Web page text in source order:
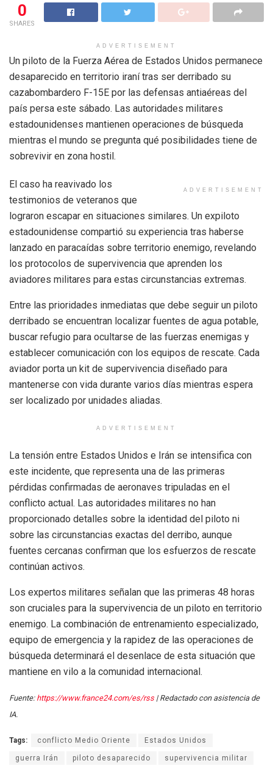
0
SHARES
ADVERTISEMENT
Un piloto de la Fuerza Aérea de Estados Unidos permanece
desaparecido en territorio iraní tras ser derribado su
cazabombardero F-15E por las defensas antiaéreas del
país persa este sábado. Las autoridades militares
estadounidenses mantienen operaciones de búsqueda
mientras el mundo se pregunta qué posibilidades tiene de
sobrevivir en zona hostil.
ADVERTISEMENT
El caso ha reavivado los
testimonios de veteranos que
lograron escapar en situaciones similares. Un expiloto
estadounidense compartió su experiencia tras haberse
lanzado en paracaídas sobre territorio enemigo, revelando
los protocolos de supervivencia que aprenden los
aviadores militares para estas circunstancias extremas.
Entre las prioridades inmediatas que debe seguir un piloto
derribado se encuentran localizar fuentes de agua potable,
buscar refugio para ocultarse de las fuerzas enemigas y
establecer comunicación con los equipos de rescate. Cada
aviador porta un kit de supervivencia diseñado para
mantenerse con vida durante varios días mientras espera
ser localizado por unidades aliadas.
ADVERTISEMENT
La tensión entre Estados Unidos e Irán se intensifica con
este incidente, que representa una de las primeras
pérdidas confirmadas de aeronaves tripuladas en el
conflicto actual. Las autoridades militares no han
proporcionado detalles sobre la identidad del piloto ni
sobre las circunstancias exactas del derribo, aunque
fuentes cercanas confirman que los esfuerzos de rescate
continúan activos.
Los expertos militares señalan que las primeras 48 horas
son cruciales para la supervivencia de un piloto en territorio
enemigo. La combinación de entrenamiento especializado,
equipo de emergencia y la rapidez de las operaciones de
búsqueda determinará el desenlace de esta situación que
mantiene en vilo a la comunidad internacional.
Fuente: https://www.france24.com/es/rss| Redactado con asistencia de
IA.
Tags: conflicto Medio Oriente Estados Unidos
guerra Irán piloto desaparecido supervivencia militar